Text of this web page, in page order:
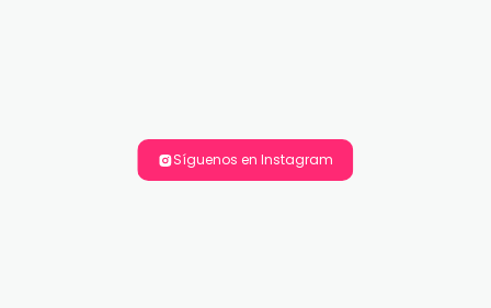
Síguenos en Instagram